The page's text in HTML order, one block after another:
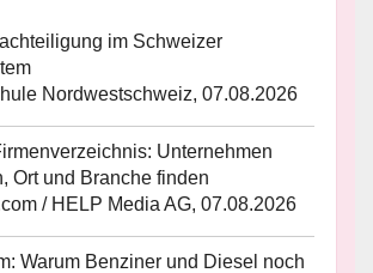
im Schweizer
Nordwestschweiz, 07.08.2026
Unternehmen
Ort und Branche finden
/ HELP Media AG, 07.08.2026
Warum Benziner und Diesel noch